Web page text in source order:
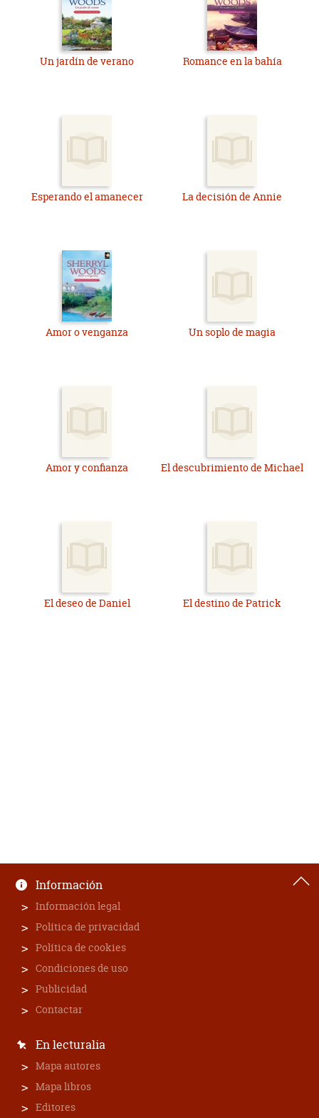
Un jardín de verano Romance en la bahía
Esperando el amanecer La decisión de Annie
Amor o venganza Un soplo de magia
Amor y confianza El descubrimiento de Michael
El deseo de Daniel El destino de Patrick
Información
Información legal
Política de privacidad
Política de cookies
Condiciones de uso
Publicidad
Contactar
En lecturalia
Mapa autores
Mapa libros
Editores